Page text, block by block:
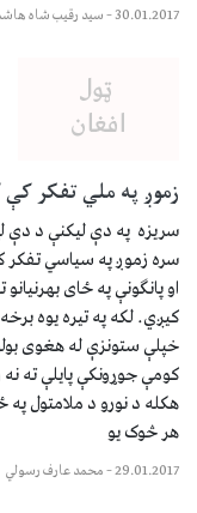
30.01.2017
–سید رقیب شاه
زموږ په ملي تفکر
سریزه په دې لیکنې د دې
سره زموږ په سیاسي تفکر
او پانګونې په ځای
کیږي. لکه په تیره یوه
خپلې ستونزې له هغوی
کومې جوړونکې پایلې ته
هکله د نورو د ملامتول
هر څوک یو
29.01.2017
–محمد عارف رسولي